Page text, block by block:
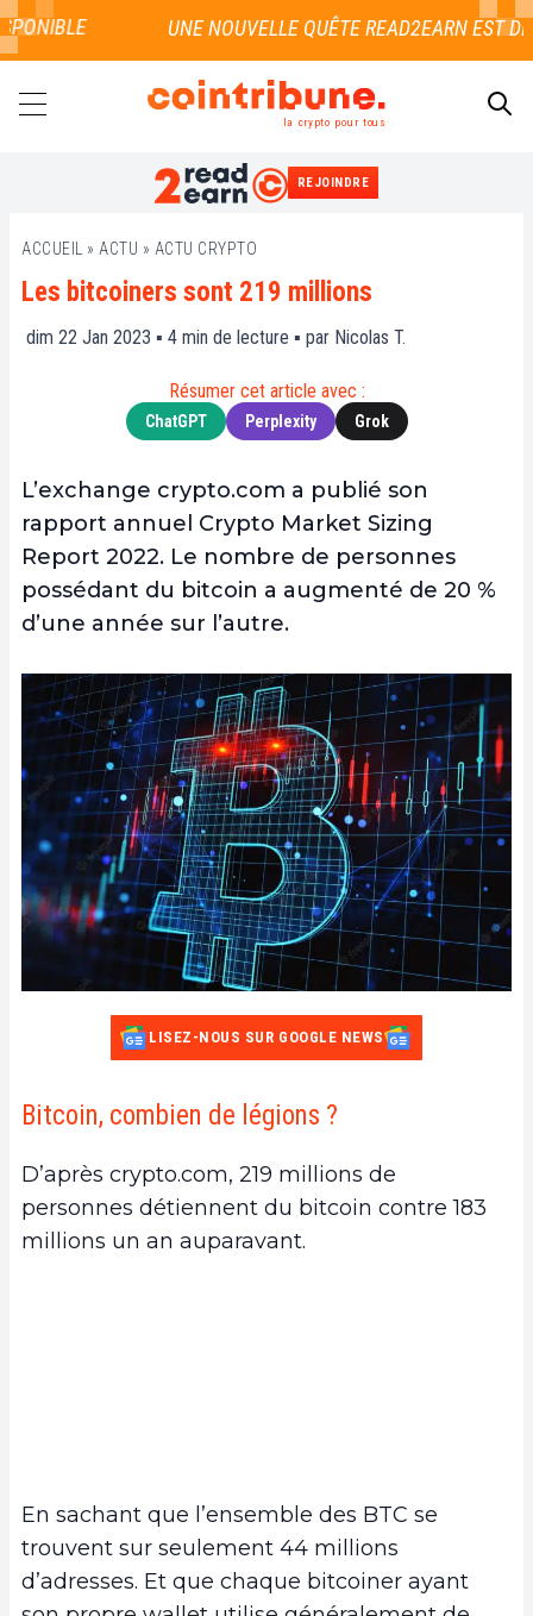
la crypto pour tous
REJOINDRE
ACCUEIL » ACTU » ACTU CRYPTO
Les bitcoiners sont 219 millions
dim 22 Jan 2023 ▪ 4 min de lecture ▪ par Nicolas T.
Résumer cet article avec :
ChatGPT Perplexity Grok
L’exchange crypto.com a publié son
rapport annuel Crypto Market Sizing
Report 2022. Le nombre de personnes
possédant du bitcoin a augmenté de 20 %
d’une année sur l’autre.
LISEZ-NOUS SUR GOOGLE NEWS
Bitcoin, combien de légions ?
D’après crypto.com, 219 millions de
personnes détiennent du bitcoin contre 183
millions un an auparavant.
En sachant que l’ensemble des BTC se
trouvent sur seulement 44 millions
d’adresses. Et que chaque bitcoiner ayant